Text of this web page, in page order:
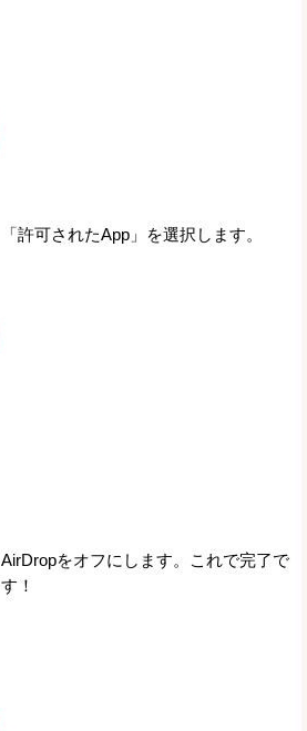
「許可されたApp」を選択します。
AirDropをオフにします。これで完了で
す！